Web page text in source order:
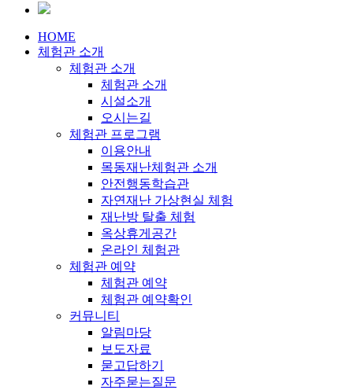
HOME
체험관 소개
체험관 소개
체험관 소개
시설소개
오시는길
체험관 프로그램
이용안내
목동재난체험관 소개
안전행동학습관
자연재난 가상현실 체험
재난방 탈출 체험
옥상휴게공간
온라인 체험관
체험관 예약
체험관 예약
체험관 예약확인
커뮤니티
알림마당
보도자료
묻고답하기
자주묻는질문